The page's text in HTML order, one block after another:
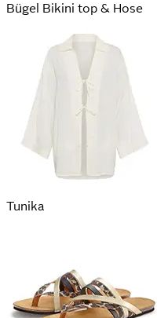
Bügel Bikini top & Hose
Tunika